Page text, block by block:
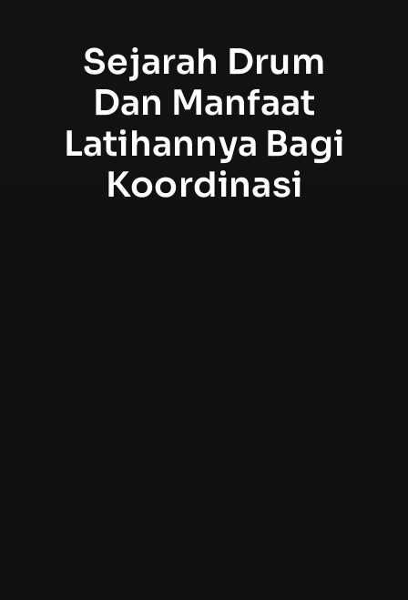
Sejarah Drum
Dan Manfaat
Latihannya Bagi
Koordinasi